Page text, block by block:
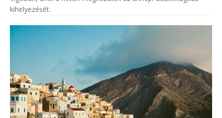
kihelyezését.